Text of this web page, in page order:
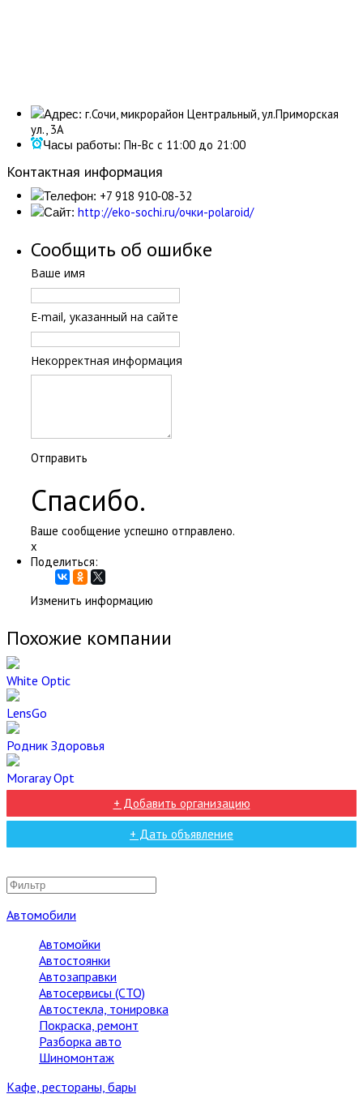
Адрес: г.Сочи, микрорайон Центральный, ул.Приморская
ул., 3А
Часы работы: Пн-Вс с 11:00 до 21:00
Контактная информация
Телефон: +7 918 910‑08-32
Сайт: http://eko-sochi.ru/очки-polaroid/
Сообщить об ошибке
Ваше имя
E-mail, указанный на сайте
Некорректная информация
Отправить
Спасибо.
Ваше сообщение успешно отправлено.
x
Поделиться:
Изменить информацию
Похожие компании
White Optic
LensGo
Родник Здоровья
Moraray Opt
+ Добавить организацию
+ Дать объявление
Автомобили
Автомойки
Автостоянки
Автозаправки
Автосервисы (СТО)
Автостекла, тонировка
Покраска, ремонт
Разборка авто
Шиномонтаж
Кафе, рестораны, бары